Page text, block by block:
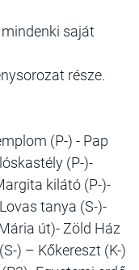
saját
része.
(P-) - Pap
(P-)-
kilátó (P-)-
tanya (S-)-
út)- Zöld Ház
) – Kőkereszt (K-)